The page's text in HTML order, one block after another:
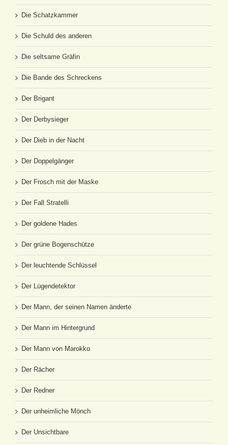
Die Schatzkammer
Die Schuld des anderen
Die seltsame Gräfin
Die Bande des Schreckens
Der Brigant
Der Derbysieger
Der Dieb in der Nacht
Der Doppelgänger
Der Frosch mit der Maske
Der Fall Stratelli
Der goldene Hades
Der grüne Bogenschütze
Der leuchtende Schlüssel
Der Lügendetektor
Der Mann, der seinen Namen änderte
Der Mann im Hintergrund
Der Mann von Marokko
Der Rächer
Der Redner
Der unheimliche Mönch
Der Unsichtbare